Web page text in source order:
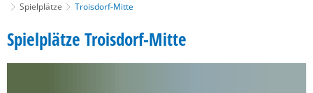
Spielplätze
Troisdorf-Mitte
Troisdorf-
Mitte
Spielplätze Troisdorf-Mitte